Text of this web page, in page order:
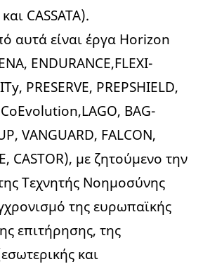
CASSATA).
αυτά είναι έργα Horizon
ENDURANCE,FLEXI-
PRESERVE, PREPSHIELD,
BAG-
VANGUARD, FALCON,
CASTOR), με ζητούμενο την
Τεχνητής Νοημοσύνης
της ευρωπαϊκής
επιτήρησης, της
και